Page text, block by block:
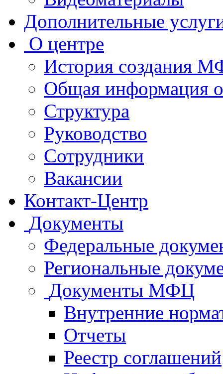
Дополнительные
О центре
История создания
Общая
Структура
Руководство
Сотрудники
Вакансии
Контакт-Центр
Документы
Федеральные
Региональные
Документы МФЦ
Внутренние
Отчеты
Реестр соглашений